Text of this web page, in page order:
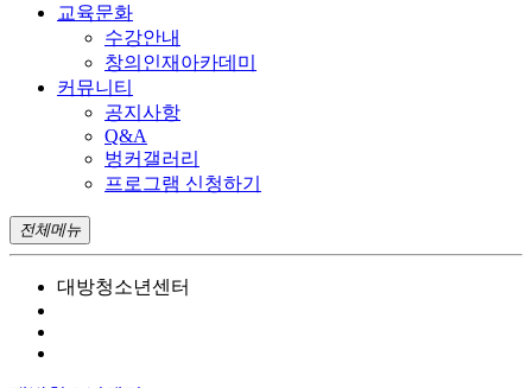
교육문화
수강안내
창의인재아카데미
커뮤니티
공지사항
Q&A
벙커갤러리
프로그램 신청하기
전체메뉴
대방청소년센터